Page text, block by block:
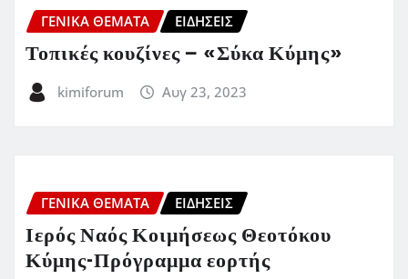
ΓΕΝΙΚΑ ΘΕΜΑΤΑ ΕΙΔΗΣΕΙΣ
Τοπικές κουζίνες – «Σύκα Κύμης»
kimiforum Αυγ 23, 2023
ΓΕΝΙΚΑ ΘΕΜΑΤΑ ΕΙΔΗΣΕΙΣ
Ιερός Ναός Κοιμήσεως Θεοτόκου
Κύμης-Πρόγραμμα εορτής